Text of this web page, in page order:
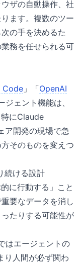
ザの自動操作、社
ます。複数のツー
の手を決めるた
務を任せられる可
Code 」「OpenAI
ジェント機能は、
にClaude
ア開発の現場で急
そのものを変えつ
ける設計
に行動する」こと
要なデータを消し
たりする可能性が
はエージェントの
人間が必ず関わ